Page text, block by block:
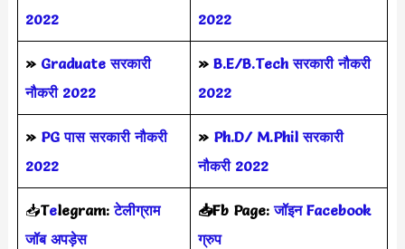
2022
2022
» Graduate सरकारी
नौकरी 2022
» B.E/B.Tech सरकारी नौकरी
2022
» PG पास सरकारी नौकरी
2022
» Ph.D/ M.Phil सरकारी
नौकरी 2022
📥Telegram: टेलीग्राम
जॉब अपड़ेस
📥Fb Page:जॉइन Facebook
ग्रुप